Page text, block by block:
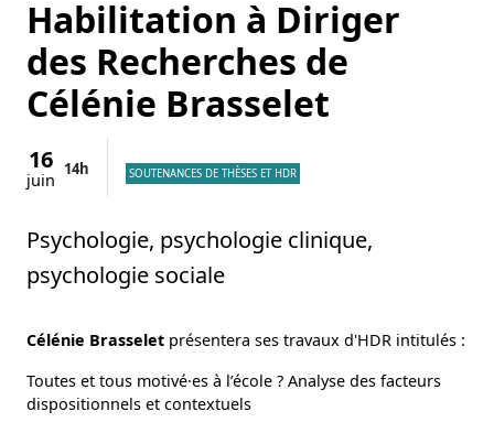
Habilitation à Diriger
des Recherches de
Célénie Brasselet
16
juin
14h SOUTENANCES DE THÈSES ET HDR
Psychologie, psychologie clinique,
psychologie sociale
Célénie Brasselet présentera ses travaux d'HDR intitulés :
Toutes et tous motivé·es à l’école ? Analyse des facteurs
dispositionnels et contextuels